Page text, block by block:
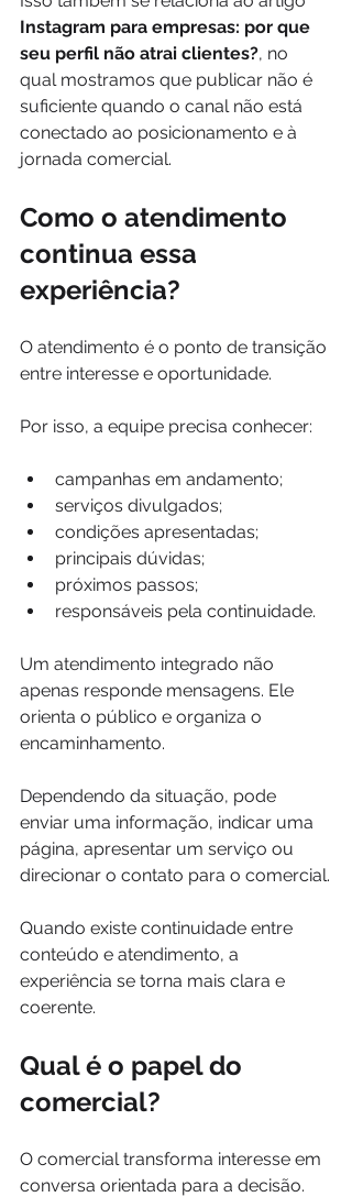
Instagram para empresas: por que
seu perfil não atrai clientes?, no
qual mostramos que publicar não é
suficiente quando o canal não está
conectado ao posicionamento e à
jornada comercial.
Como o atendimento
continua essa
experiência?
O atendimento é o ponto de transição
entre interesse e oportunidade.
Por isso, a equipe precisa conhecer:
campanhas em andamento;
serviços divulgados;
condições apresentadas;
principais dúvidas;
próximos passos;
responsáveis pela continuidade.
Um atendimento integrado não
apenas responde mensagens. Ele
orienta o público e organiza o
encaminhamento.
Dependendo da situação, pode
enviar uma informação, indicar uma
página, apresentar um serviço ou
direcionar o contato para o comercial.
Quando existe continuidade entre
conteúdo e atendimento, a
experiência se torna mais clara e
coerente.
Qual é o papel do
comercial?
O comercial transforma interesse em
conversa orientada para a decisão.